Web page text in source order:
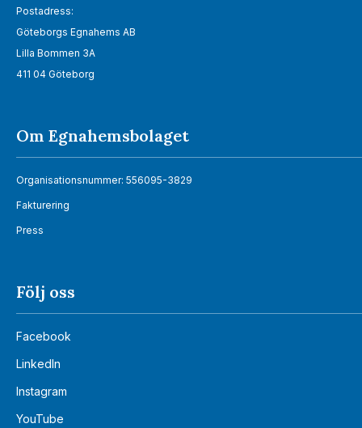
Postadress:
Göteborgs Egnahems AB
Lilla Bommen 3A
411 04 Göteborg
Om Egnahemsbolaget
Organisationsnummer: 556095-3829
Fakturering
Press
Följ oss
Facebook
LinkedIn
Instagram
YouTube